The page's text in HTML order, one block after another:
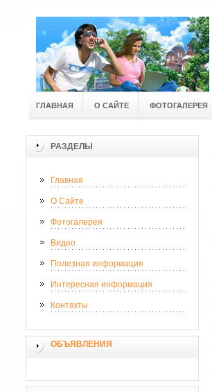
ГЛАВНАЯ О САЙТЕ ФОТОГАЛЕРЕЯ
РАЗДЕЛЫ
Главная
О Сайте
Фотогалерея
Видео
Полезная информация
Интересная информация
Контакты
ОБЪЯВЛЕНИЯ